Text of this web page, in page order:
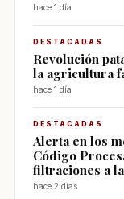
hace 1 día
DESTACADAS
Revolución
la agricultura
hace 1 día
DESTACADAS
Alerta en los
Código
filtraciones a
hace 2 días